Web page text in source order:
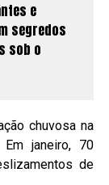
e
segredos
sob o
chuvosa na
janeiro, 70
de